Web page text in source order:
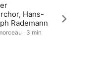
Hans-
Rademann
· 3 min